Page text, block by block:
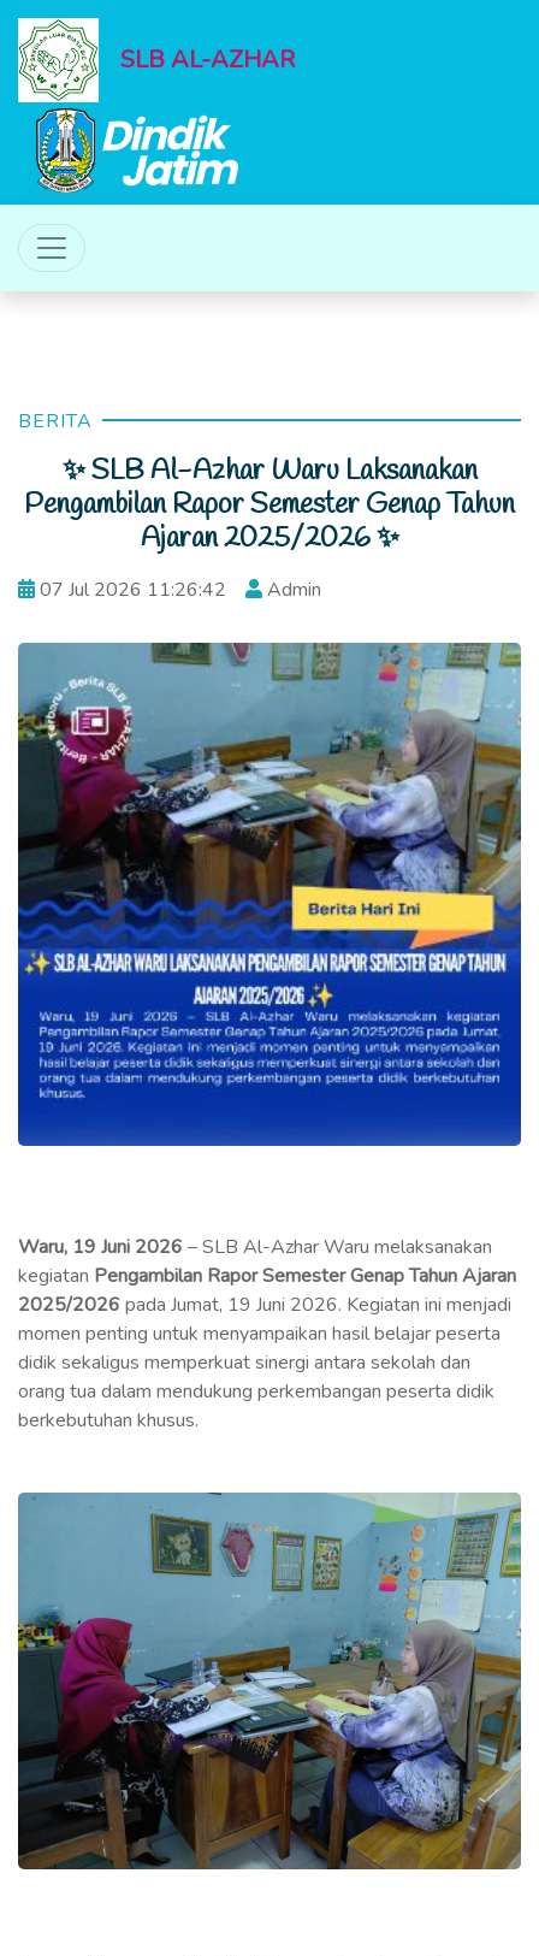
SLB AL-AZHAR
BERITA
✨ SLB Al-Azhar Waru Laksanakan
Pengambilan Rapor Semester Genap Tahun
Ajaran 2025/2026 ✨
07 Jul 2026 11:26:42 Admin
Waru, 19 Juni 2026 – SLB Al-Azhar Waru melaksanakan
kegiatan Pengambilan Rapor Semester Genap Tahun Ajaran
2025/2026 pada Jumat, 19 Juni 2026. Kegiatan ini menjadi
momen penting untuk menyampaikan hasil belajar peserta
didik sekaligus memperkuat sinergi antara sekolah dan
orang tua dalam mendukung perkembangan peserta didik
berkebutuhan khusus.